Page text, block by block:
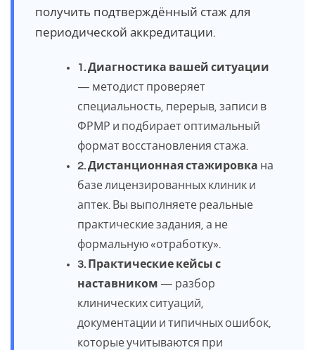
получить подтверждённый стаж для
периодической аккредитации.
1. Диагностика вашей ситуации
— методист проверяет
специальность, перерыв, записи в
ФРМР и подбирает оптимальный
формат восстановления стажа.
2. Дистанционная стажировка на
базе лицензированных клиник и
аптек. Вы выполняете реальные
практические задания, а не
формальную «отработку».
3. Практические кейсы с
наставником — разбор
клинических ситуаций,
документации и типичных ошибок,
которые учитываются при